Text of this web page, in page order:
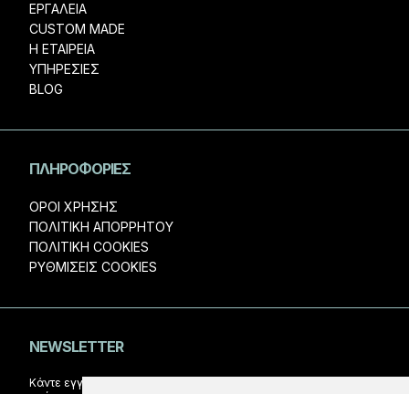
ΕΡΓΑΛΕΙΑ
CUSTOM MADE
Η ΕΤΑΙΡΕΊΑ
ΥΠΗΡΕΣΊΕΣ
BLOG
ΠΛΗΡΟΦΟΡΊΕΣ
ΌΡΟΙ ΧΡΉΣΗΣ
ΠΟΛΙΤΙΚΉ ΑΠΟΡΡΉΤΟΥ
ΠΟΛΙΤΙΚΉ COOKIES
ΡΥΘΜΊΣΕΙΣ COOKIES
NEWSLETTER
Κάντε εγγραφή στο Newsletter και ενημερωθείτε